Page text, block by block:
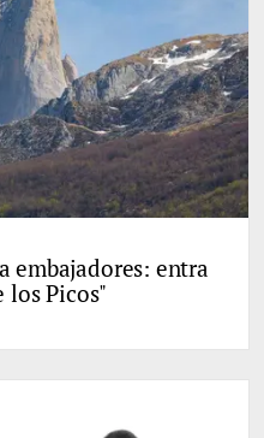
embajadores: entra
los Picos"